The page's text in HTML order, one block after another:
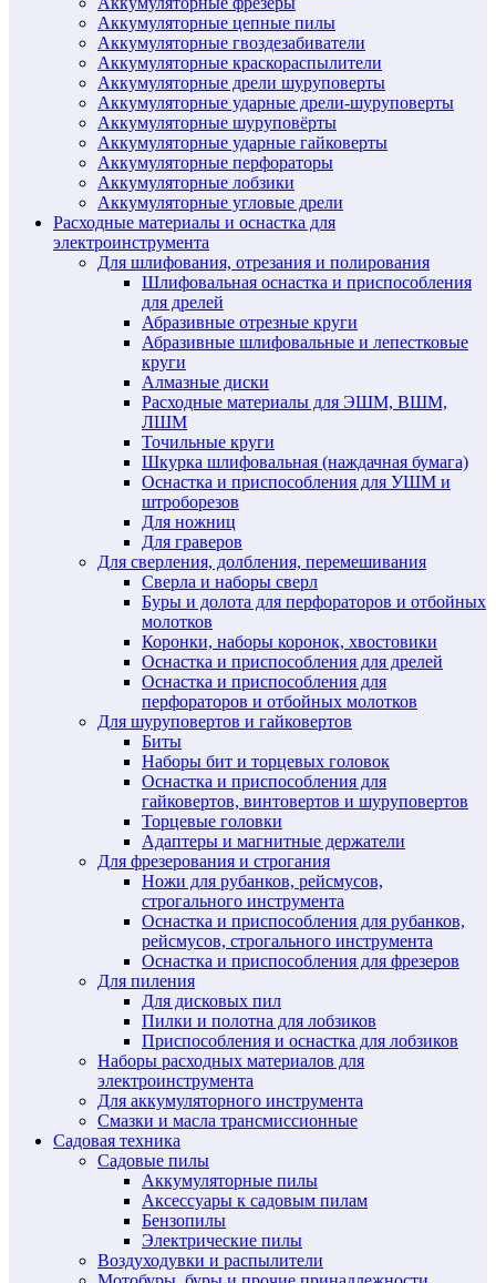
Аккумуляторные цепные пилы
Аккумуляторные гвоздезабиватели
Аккумуляторные краскораспылители
Аккумуляторные дрели шуруповерты
Аккумуляторные ударные дрели-шуруповерты
Аккумуляторные шуруповёрты
Аккумуляторные ударные гайковерты
Аккумуляторные перфораторы
Аккумуляторные лобзики
Аккумуляторные угловые дрели
Расходные материалы и оснастка для
электроинструмента
Для шлифования, отрезания и полирования
Шлифовальная оснастка и приспособления
для дрелей
Абразивные отрезные круги
Абразивные шлифовальные и лепестковые
круги
Алмазные диски
Расходные материалы для ЭШМ, ВШМ,
ЛШМ
Точильные круги
Шкурка шлифовальная (наждачная бумага)
Оснастка и приспособления для УШМ и
штроборезов
Для ножниц
Для граверов
Для сверления, долбления, перемешивания
Сверла и наборы сверл
Буры и долота для перфораторов и отбойных
молотков
Коронки, наборы коронок, хвостовики
Оснастка и приспособления для дрелей
Оснастка и приспособления для
перфораторов и отбойных молотков
Для шуруповертов и гайковертов
Биты
Наборы бит и торцевых головок
Оснастка и приспособления для
гайковертов, винтовертов и шуруповертов
Торцевые головки
Адаптеры и магнитные держатели
Для фрезерования и строгания
Ножи для рубанков, рейсмусов,
строгального инструмента
Оснастка и приспособления для рубанков,
рейсмусов, строгального инструмента
Оснастка и приспособления для фрезеров
Для пиления
Для дисковых пил
Пилки и полотна для лобзиков
Приспособления и оснастка для лобзиков
Наборы расходных материалов для
электроинструмента
Для аккумуляторного инструмента
Смазки и масла трансмиссионные
Садовая техника
Садовые пилы
Аккумуляторные пилы
Аксессуары к садовым пилам
Бензопилы
Электрические пилы
Воздуходувки и распылители